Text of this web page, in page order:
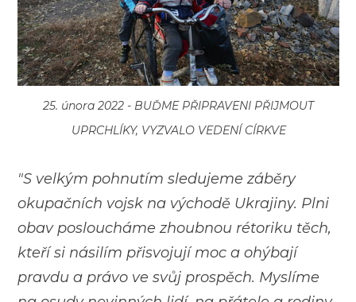
25. února 2022 - BUĎME PŘIPRAVENI PŘIJMOUT
UPRCHLÍKY, VYZVALO VEDENÍ CÍRKVE
"S velkým pohnutím sledujeme záběry
okupačních vojsk na východě Ukrajiny. Plni
obav posloucháme zhoubnou rétoriku těch,
kteří si násilím přisvojují moc a ohýbají
pravdu a právo ve svůj prospěch. Myslíme